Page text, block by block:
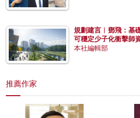
規劃建言︱鄧飛：基
可穩定少子化衝擊師
本社編輯部
推薦作家